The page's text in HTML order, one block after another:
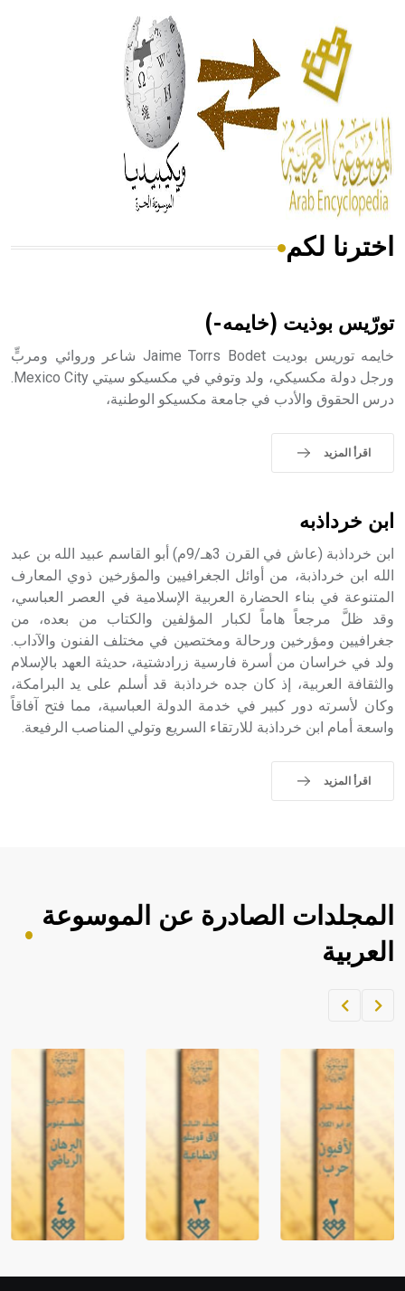
الحكم، الأدلة، تنظيم التغذية، ورسالته في جروح الرأس. ويعود
له الفضل بأنه حرر الطب من الدين والفلسفة.
- هل تعلم أن المرجان إفراز حيواني يتكون في البحر ويتركب
من مادة كربونات الكلسيوم، وهو أحمر أو شديد الحمرة وهو
أجود أنواعه، ويمتاز بكبر الحجم ويسمى الش
هل تعلم أن الأبسيد كلمة فرنسية اللفظ تم اعتمادها مصطلحاً
- هل تعلم أن أبجر Abgar اسم معروف جيداً يعود إلى عدد من
التاسع، وهم ينتسبون إلى أسرة أوسروين
sign تكتب منفصلة غير متصلة، وتعتمد المبدأ الأكوروفوني،
حيث تقتصر القيمة الصوتية للعلامة الك
اخترنا لكم
تورّيس بوذيت (خايمه-)
خايمه توريس بوديت Jaime Torrs Bodet شاعر وروائي ومربٍّ
ورجل دولة مكسيكي، ولد وتوفي في مكسيكو سيتي Mexico City.
درس الحقوق والأدب في جامعة مكسيكو الوطنية،
اقرأ المزيد
ابن خرداذبه
ابن خرداذبة (عاش في القرن 3هـ/9م) أبو القاسم عبيد الله بن عبد
الله ابن خرداذبة، من أوائل الجغرافيين والمؤرخين ذوي المعارف
المتنوعة في بناء الحضارة العربية الإسلامية في العصر العباسي،
وقد ظلَّ مرجعاً هاماً لكبار المؤلفين والكتاب من بعده، من
جغرافيين ومؤرخين ورحالة ومختصين في مختلف الفنون والآداب.
ولد في خراسان من أسرة فارسية زرادشتية، حديثة العهد بالإسلام
والثقافة العربية، إذ كان جده خرداذبة قد أسلم على يد البرامكة،
وكان لأسرته دور كبير في خدمة الدولة العباسية، مما فتح آفاقاً
واسعة أمام ابن خرداذبة للارتقاء السريع وتولي المناصب الرفيعة.
اقرأ المزيد
المجلدات الصادرة عن الموسوعة
العربية